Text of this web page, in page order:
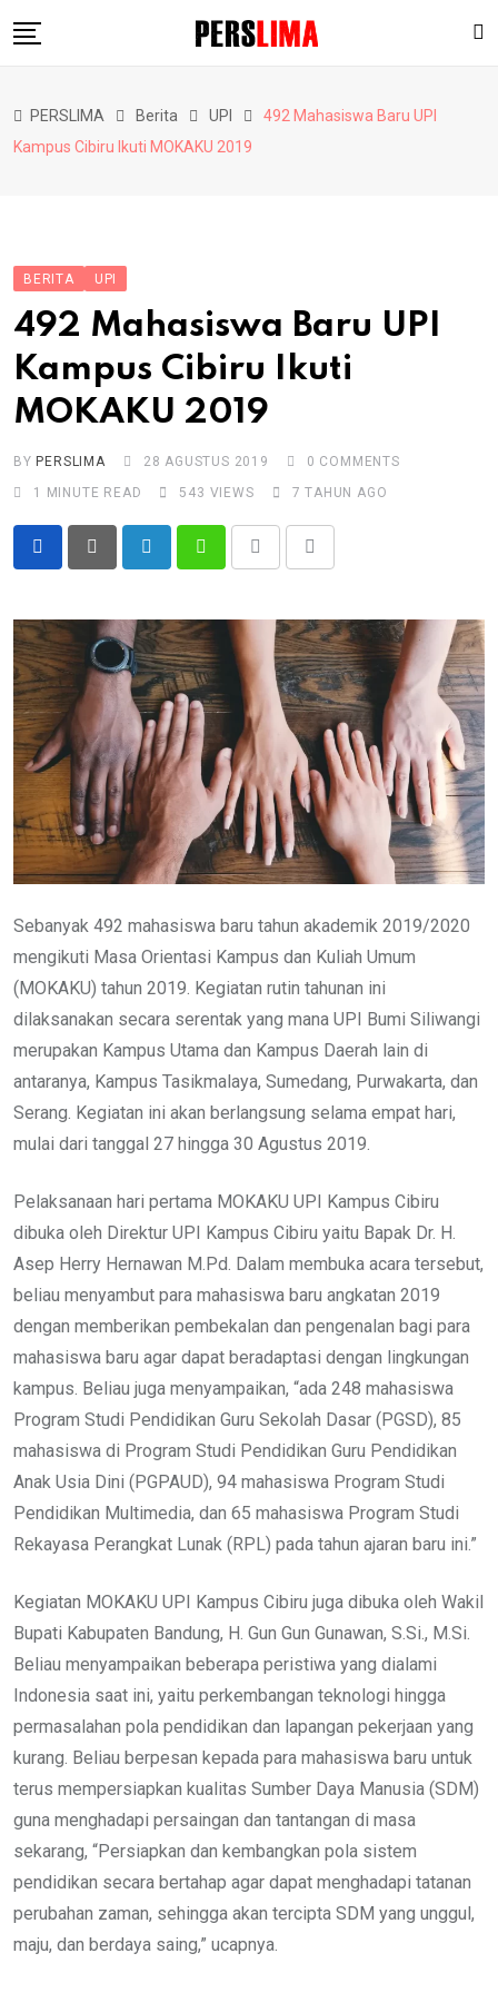
to
Pendidikan
PERSLIMA Berita UPI
492 Mahasiswa Baru UPI
Kampus Cibiru Ikuti MOKAKU 2019
BERITA UPI
492 Mahasiswa Baru UPI
Kampus Cibiru Ikuti
MOKAKU 2019
BY PERSLIMA 28 AGUSTUS 2019 0 COMMENTS
1 MINUTE READ
543 VIEWS 7 TAHUN AGO
Email
Sebanyak 492 mahasiswa baru tahun akademik 2019/2020
mengikuti Masa Orientasi Kampus dan Kuliah Umum
(MOKAKU) tahun 2019. Kegiatan rutin tahunan ini
dilaksanakan secara serentak yang mana UPI Bumi Siliwangi
merupakan Kampus Utama dan Kampus Daerah lain di
antaranya, Kampus Tasikmalaya, Sumedang, Purwakarta, dan
Serang. Kegiatan ini akan berlangsung selama empat hari,
mulai dari tanggal 27 hingga 30 Agustus 2019.
Pelaksanaan hari pertama MOKAKU UPI Kampus Cibiru
dibuka oleh Direktur UPI Kampus Cibiru yaitu Bapak Dr. H.
Asep Herry Hernawan M.Pd. Dalam membuka acara tersebut,
beliau menyambut para mahasiswa baru angkatan 2019
dengan memberikan pembekalan dan pengenalan bagi para
mahasiswa baru agar dapat beradaptasi dengan lingkungan
kampus. Beliau juga menyampaikan, “ada 248 mahasiswa
Program Studi Pendidikan Guru Sekolah Dasar (PGSD), 85
mahasiswa di Program Studi Pendidikan Guru Pendidikan
Anak Usia Dini (PGPAUD), 94 mahasiswa Program Studi
Pendidikan Multimedia, dan 65 mahasiswa Program Studi
Rekayasa Perangkat Lunak (RPL) pada tahun ajaran baru ini.”
Kegiatan MOKAKU UPI Kampus Cibiru juga dibuka oleh Wakil
Bupati Kabupaten Bandung, H. Gun Gun Gunawan, S.Si., M.Si.
Beliau menyampaikan beberapa peristiwa yang dialami
Indonesia saat ini, yaitu perkembangan teknologi hingga
permasalahan pola pendidikan dan lapangan pekerjaan yang
kurang. Beliau berpesan kepada para mahasiswa baru untuk
terus mempersiapkan kualitas Sumber Daya Manusia (SDM)
guna menghadapi persaingan dan tantangan di masa
sekarang, “Persiapkan dan kembangkan pola sistem
pendidikan secara bertahap agar dapat menghadapi tatanan
perubahan zaman, sehingga akan tercipta SDM yang unggul,
maju, dan berdaya saing,” ucapnya.